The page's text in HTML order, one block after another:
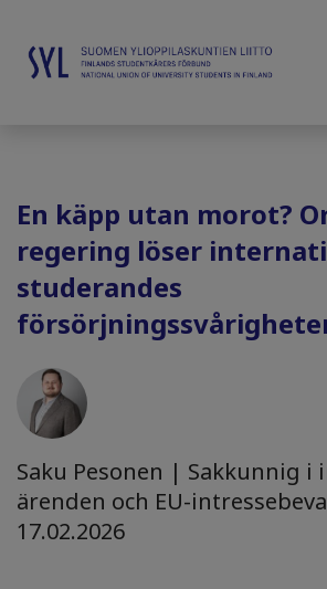
En käpp utan morot?
regering löser
studerandes
Saku Pesonen | Sakkunnig
ärenden och EU-
17.02.2026